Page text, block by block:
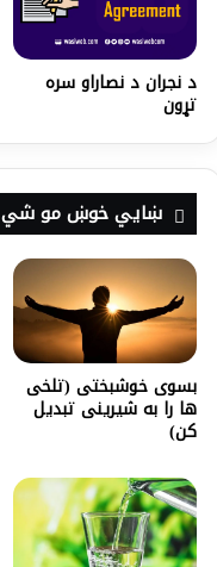
د نجران د نصاراو سره
تړون
ښايي خوښ مو شي
بسوی خوشبختی (تلخی
ها را به شیرینی تبدیل
کن)